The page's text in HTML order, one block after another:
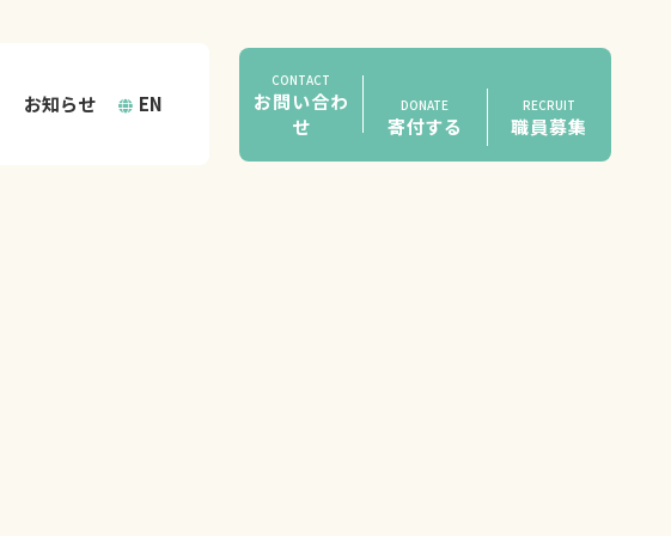
お知らせ EN
CONTACT
お問い合わ
せ
DONATE
寄付する
RECRUIT
職員募集